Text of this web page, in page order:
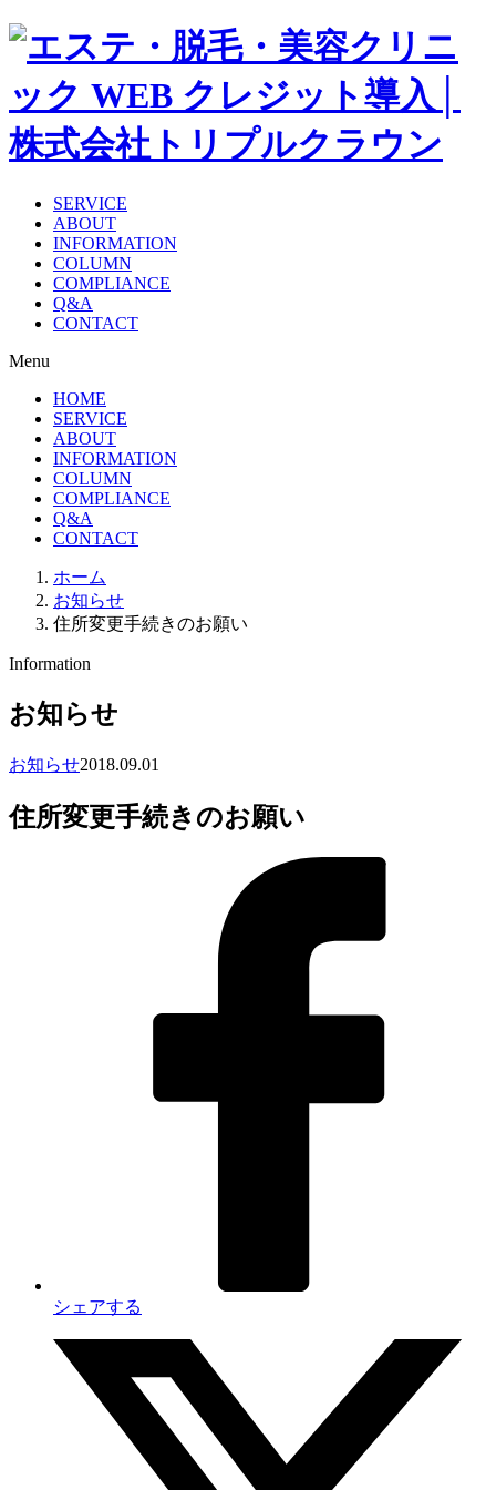
SERVICE
ABOUT
INFORMATION
COLUMN
COMPLIANCE
Q&A
CONTACT
Menu
HOME
SERVICE
ABOUT
INFORMATION
COLUMN
COMPLIANCE
Q&A
CONTACT
ホーム
お知らせ
住所変更手続きのお願い
Information
お知らせ
お知らせ2018.09.01
住所変更手続きのお願い
シェアする